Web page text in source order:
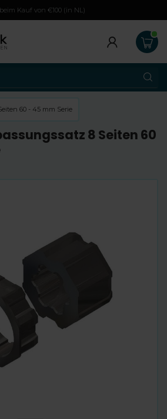
beim Kauf von €100 (in NL)
60 - 45 mm Serie
8 Seiten 60